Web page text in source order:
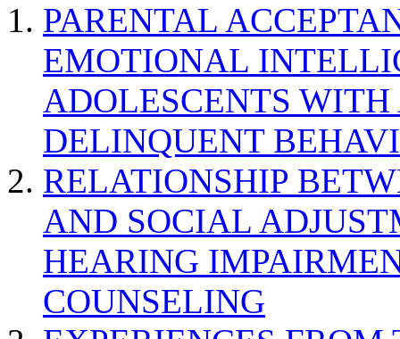
PARENTAL
EMOTIONAL
ADOLESCENTS
DELINQUENT
RELATIONSHIP
AND SOCIAL
HEARING
COUNSELING